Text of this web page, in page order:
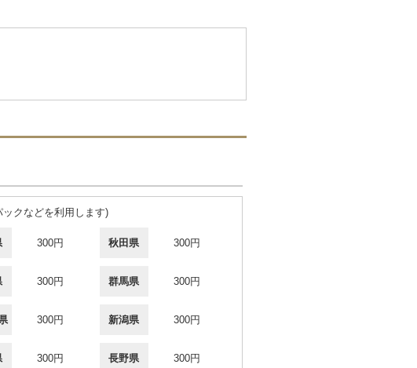
クなどを利用します)
300円 秋田県 300円
300円 群馬県 300円
300円 新潟県 300円
300円 長野県 300円